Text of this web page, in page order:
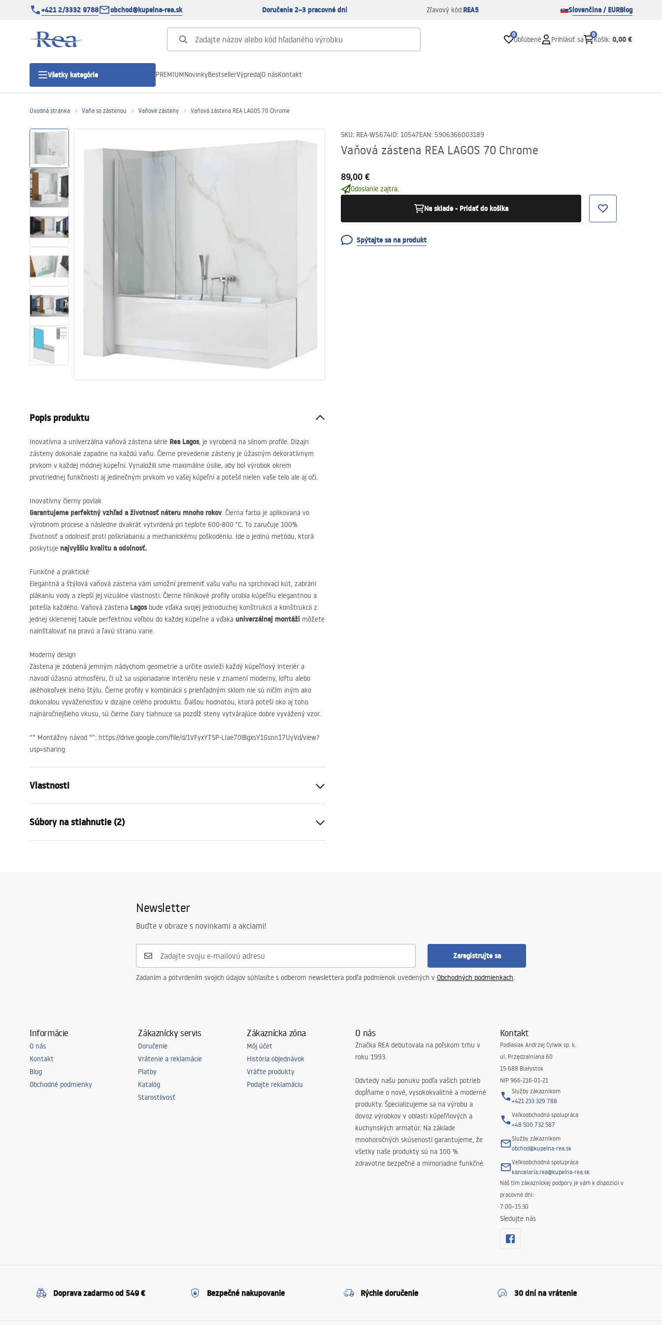
+421 2/3332 9788 obchod@kupelna-rea.sk Doručenie 2–3 pracovné dni Zľavový kód:REA5 Slovenčina / EURBlog
0
Obľúbené Prihlásiť sa
0
Košík: 0,00 €
Všetky kategórie
Sprchové dvere
Sprchové vaničky
Sprchové žľaby
Sanitárna keramika
Umývadlá
Vaňa so zástenou
Batérie
PREMIUMNovinkyBestsellerVýpredajO násKontakt
Úvodná stránka Vaňa so zástenou Vaňové zásteny Vaňová zástena REA LAGOS 70 Chrome
SKU: REA-W5674ID: 10547EAN: 5906366003189
Vaňová zástena REA LAGOS 70 Chrome
89,00 €
Odoslanie zajtra.
Na sklade - Pridať do košíka
Spýtajte sa na produkt
Popis produktu
Inovatívna a univerzálna vaňová zástena série Rea Lagos, je vyrobená na silnom profile. Dizajn
zásteny dokonale zapadne na každú vaňu. Čierne prevedenie zásteny je úžasným dekoratívnym
prvkom v každej módnej kúpeľni. Vynaložili sme maximálne úsilie, aby bol výrobok okrem
prvotriednej funkčnosti aj jedinečným prvkom vo vašej kúpeľni a potešil nielen vaše telo ale aj oči.
Inovatívny čierny povlak
Garantujeme perfektný vzhľad a životnosť náteru mnoho rokov. Čierna farba je aplikovaná vo
výrobnom procese a následne dvakrát vytvrdená pri teplote 600-800 °C. To zaručuje 100%
životnosť a odolnosť proti poškriabaniu a mechanickému poškodeniu. Ide o jedinú metódu, ktorá
poskytuje najvyššiu kvalitu a odolnosť.
Funkčné a praktické
Elegantná a štýlová vaňová zástena vám umožní premeniť vašu vaňu na sprchovací kút, zabráni
plákaniu vody a zlepší jej vizuálne vlastnosti. Čierne hliníkové profily urobia kúpeľňu elegantnou a
potešia každého. Vaňová zástena Lagosbude vďaka svojej jednoduchej konštrukcii a konštrukcii z
jednej sklenenej tabule perfektnou voľbou do každej kúpeľne a vďaka univerzálnej montáži môžete
nainštalovať na pravú a ľavú stranu vane.
Moderný design
Zástena je zdobená jemným nádychom geometrie a určite osvieži každý kúpeľňový interiér a
navodí úžasnú atmosféru, či už sa usporiadanie interiéru nesie v znamení moderny, loftu alebo
akéhokoľvek iného štýlu. Čierne profily v kombinácii s priehľadným sklom nie sú ničím iným ako
dokonalou vyváženosťou v dizajne celého produktu. Ďalšou hodnotou, ktorá poteší oko aj toho
najnáročnejšieho vkusu, sú čierne čiary tiahnuce sa pozdĺž steny vytvárajúce dobre vyvážený vzor.
“* Montážny návod *”: https://drive.google.com/file/d/1VFyxYTSP-LIae70lBgxsY1Gsnn17UyVd/view?
usp=sharing
Vlastnosti
Materiál
Farba
Chróm
Priehľadné
1-krídlový
Súbory na stiahnutie (2)
Newsletter
Buďte v obraze s novinkami a akciami!
Zaregistrujte sa
Zadaním a potvrdením svojich údajov súhlasíte s odberom newslettera podľa podmienok uvedených v Obchodných podmienkach.
Informácie
O nás
Kontakt
Blog
Obchodné podmienky
Zákaznícky servis
Doručenie
Vrátenie a reklamácie
Platby
Katalóg
Starostlivosť
Zákaznícka zóna
Môj účet
História objednávok
Vráťte produkty
Podajte reklamáciu
O nás
Značka REA debutovala na poľskom trhu v
roku 1993.
Odvtedy našu ponuku podľa vašich potrieb
dopĺňame o nové, vysokokvalitné a moderné
produkty. Špecializujeme sa na výrobu a
dovoz výrobkov v oblasti kúpeľňových a
kuchynských armatúr. Na základe
mnohoročných skúseností garantujeme, že
všetky naše produkty sú na 100 %
zdravotne bezpečné a mimoriadne funkčné.
Kontakt
Podlasiak Andrzej Cylwik sp. k.
ul. Przędzalniana 60
15-688 Białystok
NIP 966-216-01-21
Služby zákazníkom
+421 233 329 788
Veľkoobchodná spolupráca
+48 500 732 587
Služby zákazníkom
obchod@kupelna-rea.sk
Veľkoobchodná spolupráca
kancelaria.rea@kupelna-rea.sk
Náš tím zákazníckej podpory je vám k dispozícii v
pracovné dni:
7:00–15:30
Sledujte nás
Doprava zadarmo od 549 € Bezpečné nakupovanie Rýchle doručenie 30 dní na vrátenie